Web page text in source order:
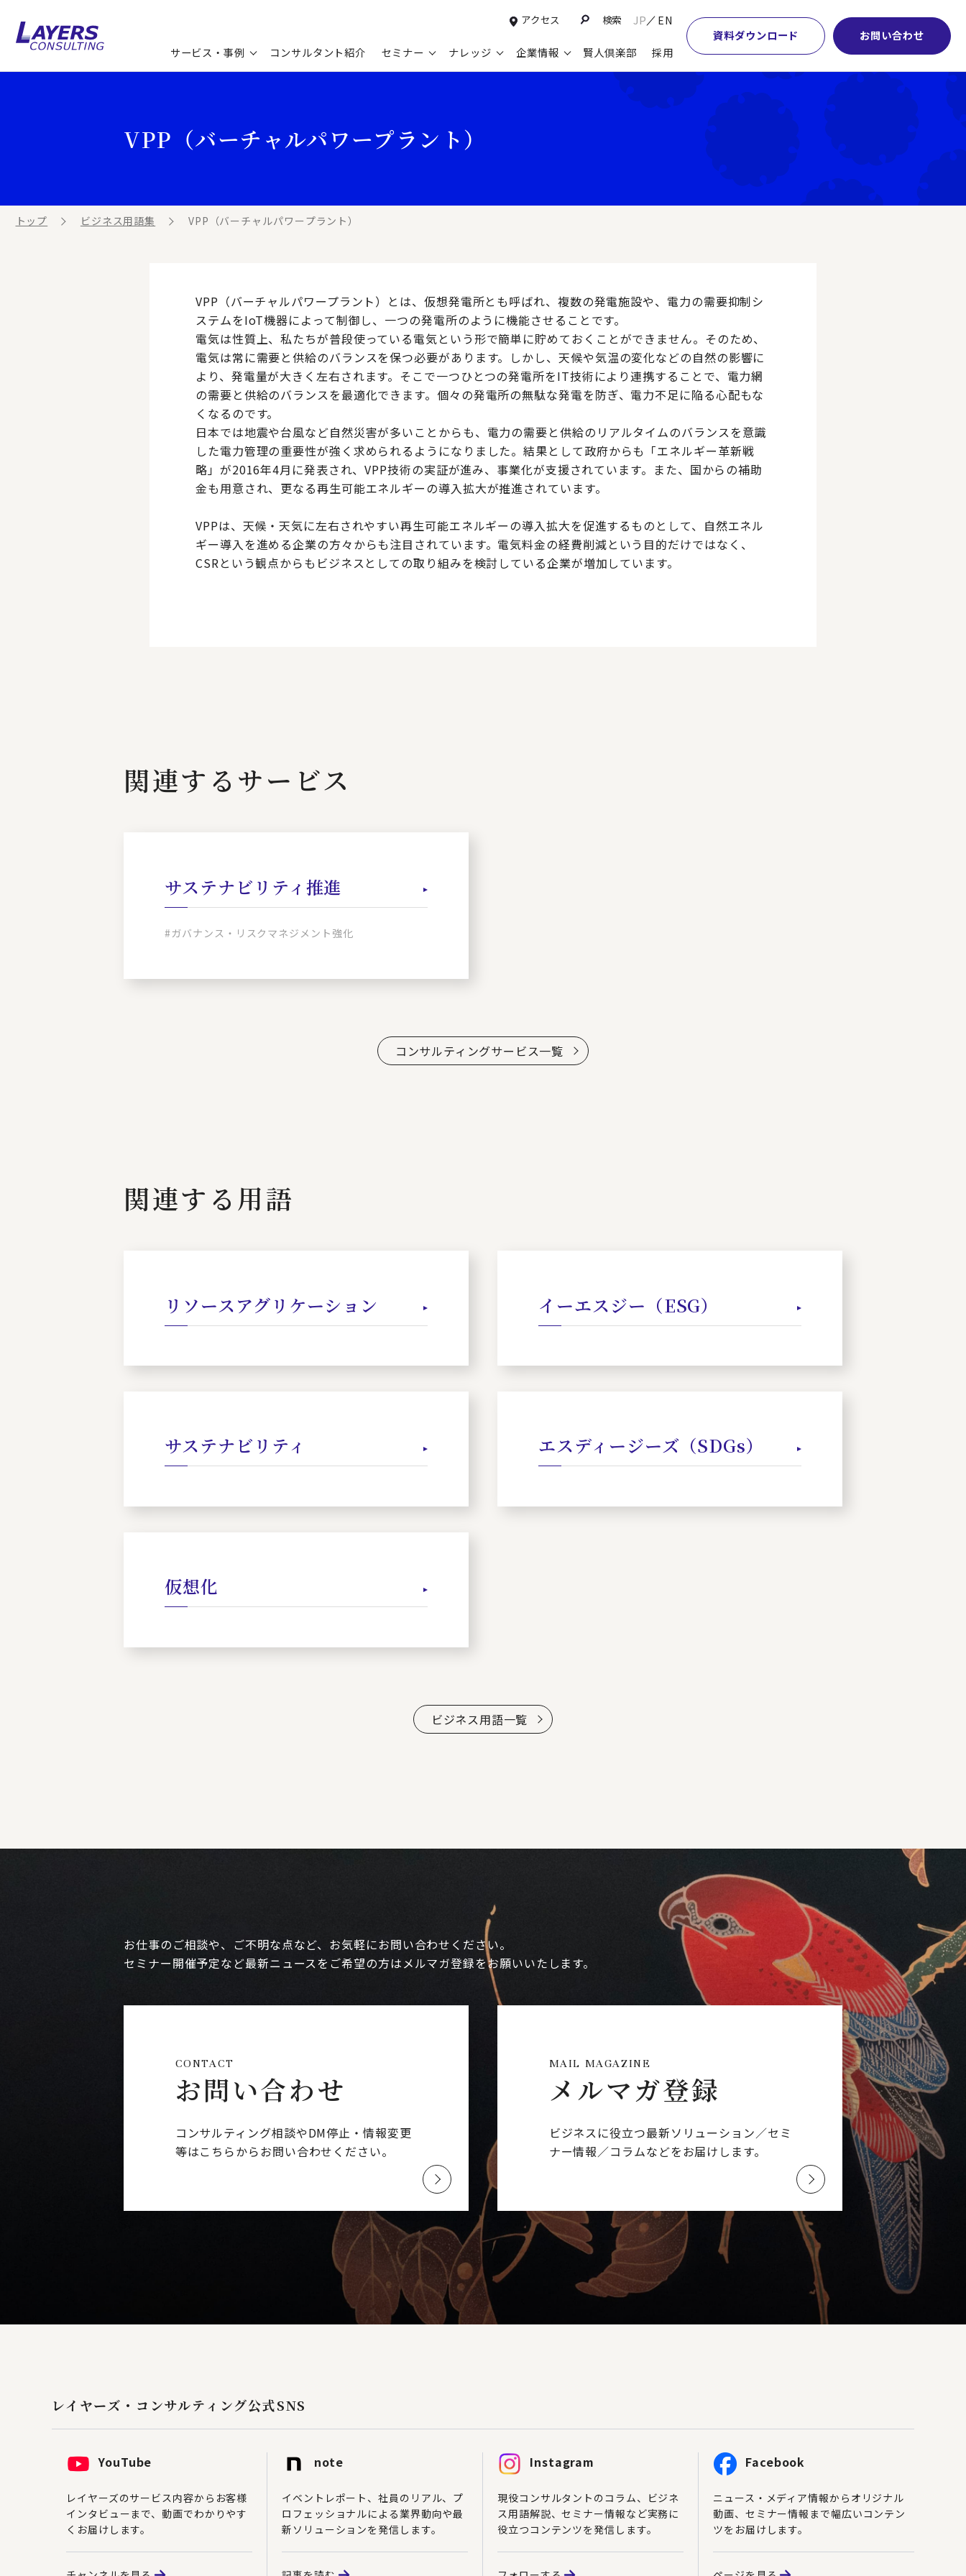
アクセス 検索 JP EN
サービス・事例 コンサルタント紹介 セミナー ナレッジ 企業情報 賢人倶楽部 採用
資料ダウンロード お問い合わせ
コンサルティング事例
新規事業開発・ビジネスモデル変革・
M&A支援
本社・間接業務改革
サプライチェーンマネジメント
物流改革
ヒューマンリソースマネジメント
ビジネスプロセスアウトソーシング
申込み受付中のセミナー
コラム
ビジネステーマ解説集
経営全般
人事
営業・マーケティング
設計・開発・生産・調達
【特集】会計システム刷新
【特集】FP＆Aへの旅
お知らせ
会社概要
レイヤーズ・コンサルティングの特徴
学術顧問紹介
DE&I推進の取り組み
グループ会社
グローバルネットワーク
パートナーシップ
ニュース
VPP（バーチャルパワープラント）
トップ ビジネス用語集 VPP（バーチャルパワープラント）
VPP（バーチャルパワープラント）とは、仮想発電所とも呼ばれ、複数の発電施設や、電力の需要抑制シ
ステムをIoT機器によって制御し、一つの発電所のように機能させることです。
電気は性質上、私たちが普段使っている電気という形で簡単に貯めておくことができません。そのため、
電気は常に需要と供給のバランスを保つ必要があります。しかし、天候や気温の変化などの自然の影響に
より、発電量が大きく左右されます。そこで一つひとつの発電所をIT技術により連携することで、電力網
の需要と供給のバランスを最適化できます。個々の発電所の無駄な発電を防ぎ、電力不足に陥る心配もな
くなるのです。
日本では地震や台風など自然災害が多いことからも、電力の需要と供給のリアルタイムのバランスを意識
した電力管理の重要性が強く求められるようになりました。結果として政府からも「エネルギー革新戦
略」が2016年4月に発表され、VPP技術の実証が進み、事業化が支援されています。また、国からの補助
金も用意され、更なる再生可能エネルギーの導入拡大が推進されています。
VPPは、天候・天気に左右されやすい再生可能エネルギーの導入拡大を促進するものとして、自然エネル
ギー導入を進める企業の方々からも注目されています。電気料金の経費削減という目的だけではなく、
CSRという観点からもビジネスとしての取り組みを検討している企業が増加しています。
関連するサービス
サステナビリティ推進
#ガバナンス・リスクマネジメント強化
コンサルティングサービス一覧
関連する用語
リソースアグリケーション イーエスジー（ESG）
サステナビリティ エスディージーズ（SDGs）
仮想化
ビジネス用語一覧
お仕事のご相談や、ご不明な点など、お気軽にお問い合わせください。
セミナー開催予定など最新ニュースをご希望の方はメルマガ登録をお願いいたします。
CONTACT
お問い合わせ
コンサルティング相談やDM停止・情報変更
等はこちらからお問い合わせください。
MAIL MAGAZINE
メルマガ登録
ビジネスに役立つ最新ソリューション／セミ
ナー情報／コラムなどをお届けします。
レイヤーズ・コンサルティング公式SNS
YouTube
レイヤーズのサービス内容からお客様
インタビューまで、動画でわかりやす
くお届けします。
note
イベントレポート、社員のリアル、プ
ロフェッショナルによる業界動向や最
新ソリューションを発信します。
Instagram
現役コンサルタントのコラム、ビジネ
ス用語解説、セミナー情報など実務に
役立つコンテンツを発信します。
Facebook
ニュース・メディア情報からオリジナル
動画、セミナー情報まで幅広いコンテン
ツをお届けします。